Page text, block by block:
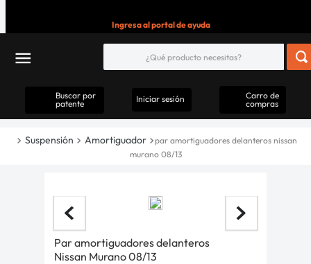
Ingresa al portal de ayuda
Buscar por
patente
Iniciar sesión
Carro de
compras
Suspensión Amortiguador
par amortiguadores delanteros nissan
murano 08/13
Par amortiguadores delanteros
Nissan Murano 08/13